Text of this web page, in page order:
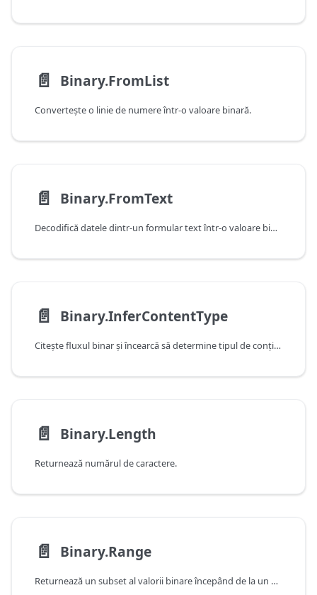
📄️ Binary.FromList
Converteşte o linie de numere într-o valoare binară.
📄️ Binary.FromText
Decodifică datele dintr-un formular text într-o valoare binary.
📄️ Binary.InferContentType
Citește fluxul binar și încearcă să determine tipul de conținut și formatul informațiilor din flux.
📄️ Binary.Length
Returnează numărul de caractere.
📄️ Binary.Range
Returnează un subset al valorii binare începând de la un decalaj.